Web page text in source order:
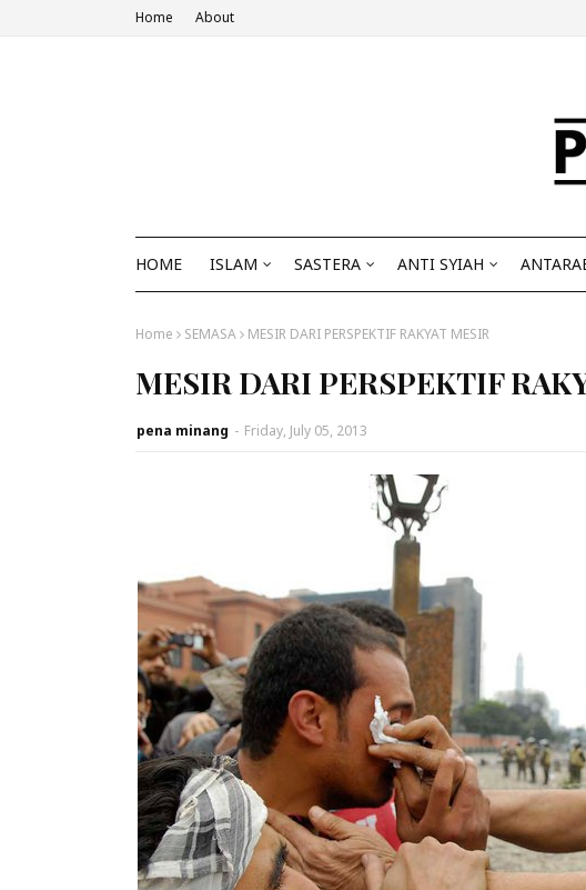
Home About
HOME ISLAM SASTERA ANTI SYIAH
Home SEMASA MESIR DARI PERSPEKTIF RAKYAT MESIR
MESIR DARI PERSPEKTIF
pena minang - Friday, July 05, 2013